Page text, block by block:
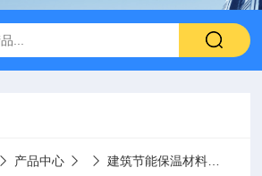
产品中心 建筑节能保温材料